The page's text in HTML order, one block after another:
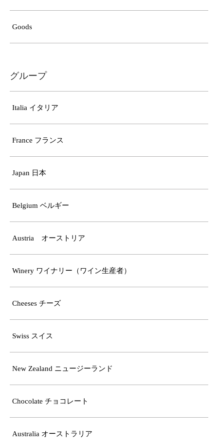
Goods
グループ
Italia イタリア
France フランス
Japan 日本
Belgium ベルギー
Austria オーストリア
Winery ワイナリー（ワイン生産者）
Cheeses チーズ
Swiss スイス
New Zealand ニュージーランド
Chocolate チョコレート
Australia オーストラリア